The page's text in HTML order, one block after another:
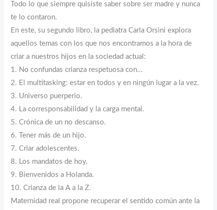
Todo lo que siempre quisiste saber sobre ser madre y nunca
te lo contaron.
En este, su segundo libro, la pediatra Carla Orsini explora
aquellos temas con los que nos encontramos a la hora de
criar a nuestros hijos en la sociedad actual:
1. No confundas crianza respetuosa con…
2. El multitasking: estar en todos y en ningún lugar a la vez.
3. Universo puerperio.
4. La corresponsabilidad y la carga mental.
5. Crónica de un no descanso.
6. Tener más de un hijo.
7. Criar adolescentes.
8. Los mandatos de hoy.
9. Bienvenidos a Holanda.
10. Crianza de la A a la Z.
Maternidad real propone recuperar el sentido común ante la